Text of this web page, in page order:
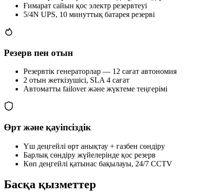
Ғимарат сайын қос электр резервтеуі
5/4N UPS, 10 минуттық батарея резерві
Резерв пен отын
Резервтік генераторлар — 12 сағат автономия
2 отын жеткізушісі, SLA 4 сағат
Автоматты failover және жүктеме теңгерімі
Өрт және қауіпсіздік
Үш деңгейлі өрт анықтау + газбен сөндіру
Барлық сөндіру жүйелерінде қос резерв
Көп деңгейлі қатынас бақылауы, 24/7 CCTV
Басқа қызметтер